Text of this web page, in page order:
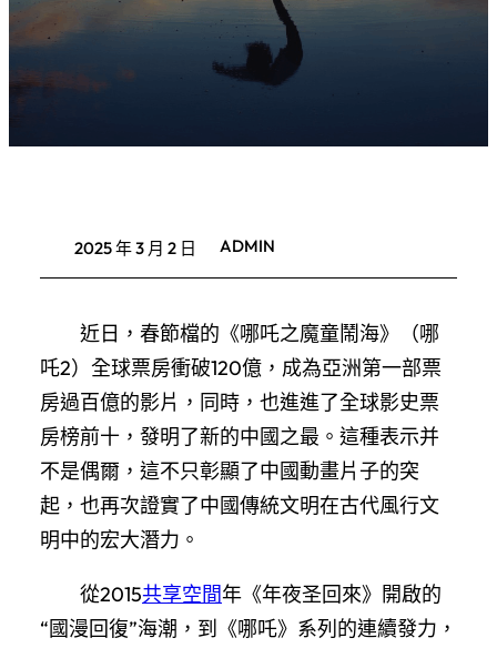
2025 年 3 月 2 日 ADMIN
近日，春節檔的《哪吒之魔童鬧海》（哪
吒2）全球票房衝破120億，成為亞洲第一部票
房過百億的影片，同時，也進進了全球影史票
房榜前十，發明了新的中國之最。這種表示并
不是偶爾，這不只彰顯了中國動畫片子的突
起，也再次證實了中國傳統文明在古代風行文
明中的宏大潛力。
從2015共享空間年《年夜圣回來》開啟的
“國漫回復”海潮，到《哪吒》系列的連續發力，